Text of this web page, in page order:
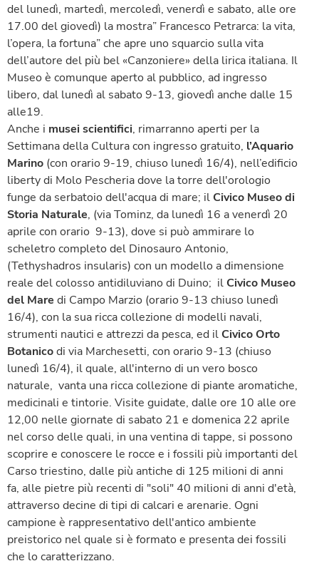
del lunedì, martedì, mercoledì, venerdì e sabato, alle ore
17.00 del giovedì) la mostra” Francesco Petrarca: la vita,
l’opera, la fortuna” che apre uno squarcio sulla vita
dell’autore del più bel «Canzoniere» della lirica italiana. Il
Museo è comunque aperto al pubblico, ad ingresso
libero, dal lunedì al sabato 9-13, giovedì anche dalle 15
alle19.
Anche i musei scientifici, rimarranno aperti per la
Settimana della Cultura con ingresso gratuito, l’Aquario
Marino (con orario 9-19, chiuso lunedì 16/4), nell’edificio
liberty di Molo Pescheria dove la torre dell'orologio
funge da serbatoio dell'acqua di mare; ilCivico Museo di
Storia Naturale, (via Tominz, da lunedì 16 a venerdì 20
aprile con orario 9-13), dove si può ammirare lo
scheletro completo del Dinosauro Antonio,
(Tethyshadros insularis) con un modello a dimensione
reale del colosso antidiluviano di Duino; ilCivico Museo
del Mare di Campo Marzio (orario 9-13 chiuso lunedì
16/4), con la sua ricca collezione di modelli navali,
strumenti nautici e attrezzi da pesca, ed ilCivico Orto
Botanicodi via Marchesetti, con orario 9-13 (chiuso
lunedì 16/4), il quale, all'interno di un vero bosco
naturale, vanta una ricca collezione di piante aromatiche,
medicinali e tintorie. Visite guidate, dalle ore 10 alle ore
12,00 nelle giornate di sabato 21 e domenica 22 aprile
nel corso delle quali, in una ventina di tappe, si possono
scoprire e conoscere le rocce e i fossili più importanti del
Carso triestino, dalle più antiche di 125 milioni di anni
fa, alle pietre più recenti di "soli" 40 milioni di anni d'età,
attraverso decine di tipi di calcari e arenarie. Ogni
campione è rappresentativo dell'antico ambiente
preistorico nel quale si è formato e presenta dei fossili
che lo caratterizzano.